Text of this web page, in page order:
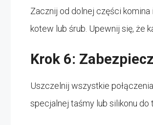
Zacznij od dolnej części
kotew lub śrub. Upewnij się, że
Krok 6:
Uszczelnij wszystkie
specjalnej taśmy lub silikonu do